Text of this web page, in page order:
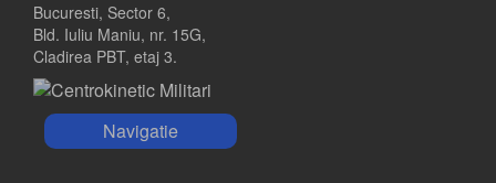
Bucuresti, Sector 6,
Bld. Iuliu Maniu, nr. 15G,
Cladirea PBT, etaj 3.
Navigatie